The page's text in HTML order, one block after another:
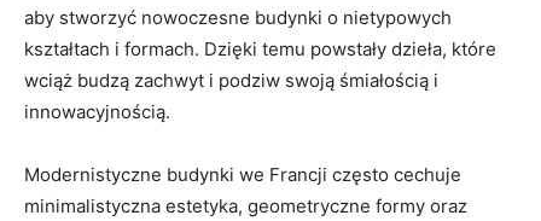
⁣aby stworzyć nowoczesne budynki o nietypowych
kształtach i formach. ⁢Dzięki‍ temu powstały⁤ dzieła, które
wciąż ‍budzą zachwyt i podziw swoją śmiałością⁣ i
innowacyjnością.
Modernistyczne budynki we Francji często cechuje
‍minimalistyczna ⁣estetyka, ⁢geometryczne formy oraz